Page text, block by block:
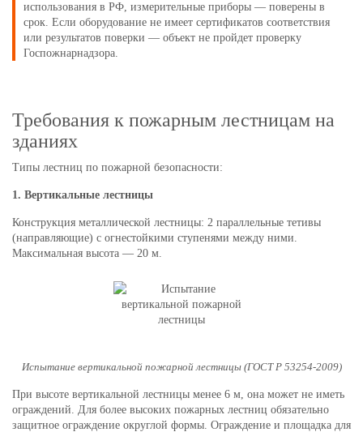
использования в РФ, измерительные приборы — поверены в
срок. Если оборудование не имеет сертификатов соответствия
или результатов поверки — объект не пройдет проверку
Госпожнарнадзора.
Требования к пожарным лестницам на
зданиях
Типы лестниц по пожарной безопасности:
1. Вертикальные лестницы
Конструкция металлической лестницы: 2 параллельные тетивы
(направляющие) с огнестойкими ступенями между ними.
Максимальная высота — 20 м.
Испытание вертикальной пожарной лестницы (ГОСТ Р 53254-2009)
При высоте вертикальной лестницы менее 6 м, она может не иметь
ограждений. Для более высоких пожарных лестниц обязательно
защитное ограждение округлой формы. Ограждение и площадка для